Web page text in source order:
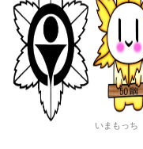
いまもっち